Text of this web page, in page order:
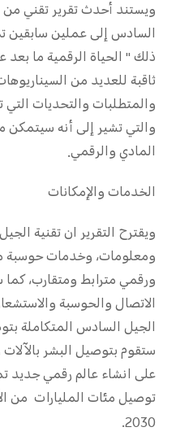
ويستند أحدث تقرير تقني
ثاقبة للعديد من
والمتطلبات والتحديات
والتي تشير إلى أنه سيتمكن
المادي والرقمي.
الخدمات والإمكانات
ويقترح التقرير ان تقنية
ومعلومات، وخدمات حوسبة
ورقمي مترابط ومتقارب،
الاتصال والحوسبة
الجيل السادس المتكاملة
ستقوم بتوصيل البشر بالآلات
على انشاء عالم رقمي جديد
توصيل مئات المليارات من
2030.